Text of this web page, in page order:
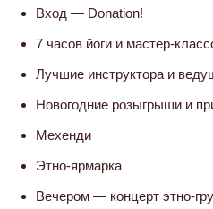
Вход — Donation!
7 часов йоги и мастер-
Лучшие инструктора и
Новогодние розыгрыши и
Мехенди
Этно-ярмарка
Вечером — концерт этно-